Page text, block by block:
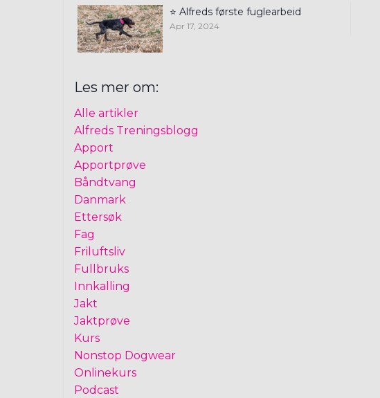
⭐ Alfreds første fuglearbeid
Apr 17, 2024
Les mer om:
Alle artikler
Alfreds Treningsblogg
Apport
Apportprøve
Båndtvang
Danmark
Ettersøk
Fag
Friluftsliv
Fullbruks
Innkalling
Jakt
Jaktprøve
Kurs
Nonstop Dogwear
Onlinekurs
Podcast